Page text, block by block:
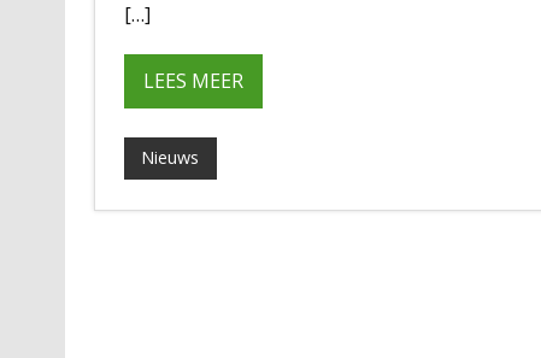
[…]
LEES MEER
Nieuws